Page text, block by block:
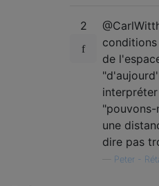
2
de
une
dire pas
Peter -